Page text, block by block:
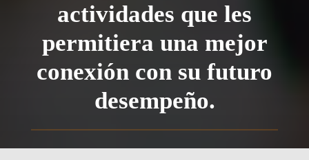
actividades que les
permitiera una mejor
conexión con su futuro
desempeño.